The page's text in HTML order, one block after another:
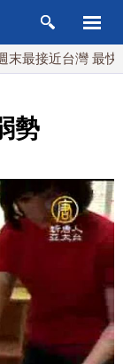
近台灣 最快9日可
勢